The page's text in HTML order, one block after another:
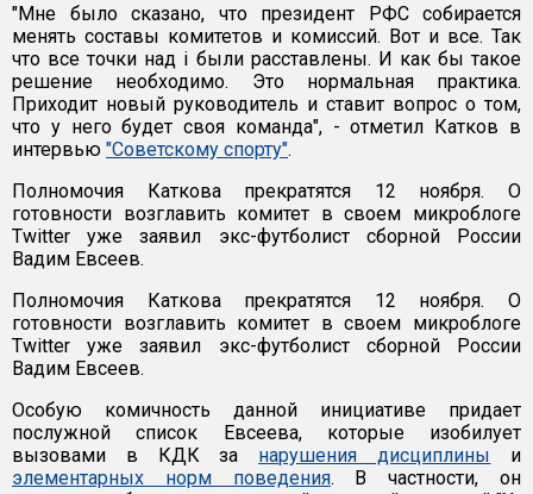
"Мне было сказано, что президент РФС собирается
менять составы комитетов и комиссий. Вот и все. Так
что все точки над i были расставлены. И как бы такое
решение необходимо. Это нормальная практика.
Приходит новый руководитель и ставит вопрос о том,
что у него будет своя команда", - отметил Катков в
интервью "Советскому спорту".
Полномочия Каткова прекратятся 12 ноября. О
готовности возглавить комитет в своем микроблоге
Twitter уже заявил экс-футболист сборной России
Вадим Евсеев.
Полномочия Каткова прекратятся 12 ноября. О
готовности возглавить комитет в своем микроблоге
Twitter уже заявил экс-футболист сборной России
Вадим Евсеев.
Особую комичность данной инициативе придает
послужной список Евсеева, которые изобилует
вызовами в КДК за нарушения дисциплины и
элементарных норм поведения. В частности, он